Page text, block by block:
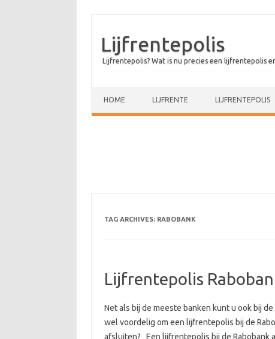
Lijfrentepolis
Lijfrentepolis? Wat is nu precies een lijfrentepolis
HOME LIJFRENTE LIJFRENTEPOLIS
TAG ARCHIVES: RABOBANK
Lijfrentepolis
Net als bij de meeste banken kunt u ook bij
wel voordelig om een lijfrentepolis bij de
afsluiten? Een lijfrentepolis bij de Rabobank